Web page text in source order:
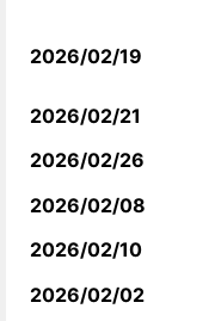
2026/02/19
2026/02/21
2026/02/26
2026/02/08
2026/02/10
2026/02/02